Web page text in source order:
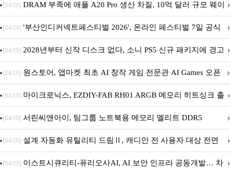
[04/19] DRAM 부족에 애플 A20 Pro 생산 차질, 10억 달러 규모 웨이
퍼 대기
[04/19] '부산인디커넥트페스티벌 2026', 온라인 페스티벌 7일 공식
개막... 22일간 진행
[04/19] 2028년부터 신작 디스크 없다, 소니 PS5 신규 패키지에 경고
문 추가
[04/19] 원스토어, 앱마켓 최초 AI 창작 게임 전문관 AI Games 오픈
[04/19] 마이크로닉스, EZDIY-FAB RH01 ARGB 메모리 히트싱크 출
시
[04/19] 서린씨앤아이, 팀그룹 노트북용 메모리 엘리트 DDR5
5600MHz 16GB 출시
[04/19] 설계 자동화 유틸리티 드림Ⅱ, 캐디안 전 사용자 대상 전면
무상 배포
[04/19] 이스트시큐리티-퓨리오사AI, AI 보안 인프라 공동개발… 차